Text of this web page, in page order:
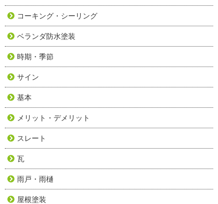
コーキング・シーリング
ベランダ防水塗装
時期・季節
サイン
基本
メリット・デメリット
スレート
瓦
雨戸・雨樋
屋根塗装